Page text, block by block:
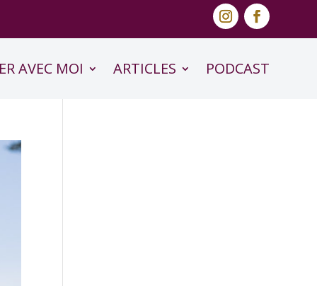
AVEC MOI ARTICLES PODCAST